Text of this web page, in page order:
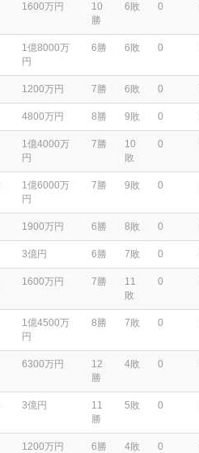
1600万円
10
勝
6敗 0
1億8000万
円
6勝 6敗 0
1200万円 7勝 6敗 0
4800万円 8勝 9敗 0
1億4000万
円
7勝
10
敗
0
1億6000万
円
7勝 9敗 0
1900万円 6勝 8敗 0
3億円 6勝 7敗 0
1600万円 7勝
11
敗
0
1億4500万
円
8勝 7敗 0
6300万円
12
勝
4敗 0
3億円
11
勝
5敗 0
1200万円 6勝 4敗 0